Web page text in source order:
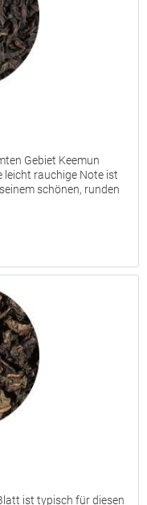
Gebiet Keemun
leicht rauchige Note ist
schönen, runden
ist typisch für diesen